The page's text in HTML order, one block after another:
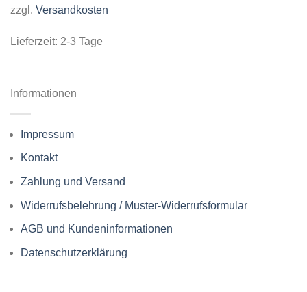
zzgl. Versandkosten
Lieferzeit: 2-3 Tage
Informationen
Impressum
Kontakt
Zahlung und Versand
Widerrufsbelehrung / Muster-Widerrufsformular
AGB und Kundeninformationen
Datenschutzerklärung